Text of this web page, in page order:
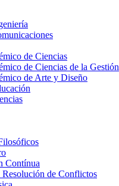
de Ciencias
de Ciencias de la Gestión
de Arte y Diseño
Contínua
de Conflictos